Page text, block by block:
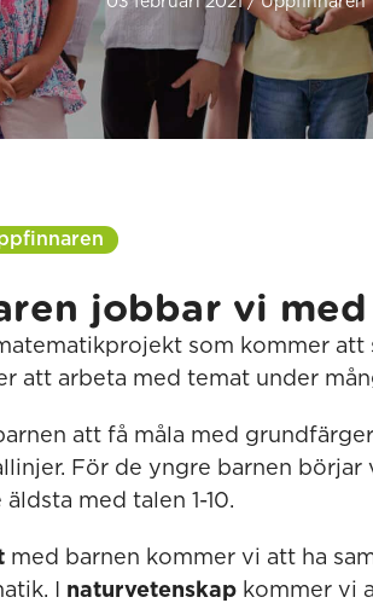
jobbar vi
som kommer att
att arbeta med temat under
att få måla med
För de yngre barnen börjar
med talen 1-10.
med barnen kommer vi att ha
I naturvetenskap kommer vi